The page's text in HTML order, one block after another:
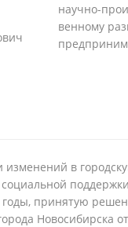
научно-
венному
изменений в
годы, принятую
Новосибирска